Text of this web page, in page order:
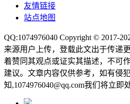
友情链接
站点地图
QQ:1074976040 Copyright © 2017-
来源用户上传，登载此文出于传递
着赞同其观点或证实其描述，不可
建议。文章内容仅供参考，如有侵
知,1074976040@qq.com我们将立即